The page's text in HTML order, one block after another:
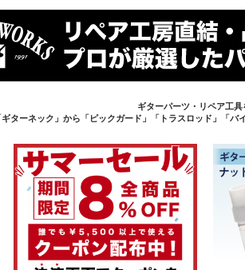
ギターパーツ・リペア工
ギターネック」から「ピックガード」「トラスロッド」「